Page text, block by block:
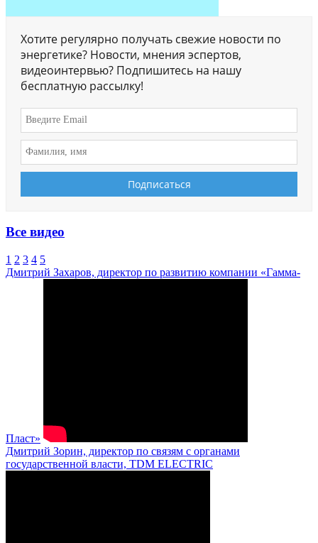
Хотите регулярно получать свежие новости по
энергетике? Новости, мнения эспертов,
видеоинтервью? Подпишитесь на нашу
бесплатную рассылку!
Все видео
1 2 3 4 5
Дмитрий Захаров, директор по развитию компании «Гамма-
Пласт»
Дмитрий Зорин, директор по связям с органами
государственной власти, TDM ELECTRIC